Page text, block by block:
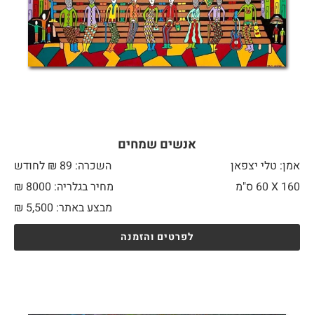
אנשים שמחים
אמן: טלי יצפאן
השכרה: 89 ₪ לחודש
160 X
מחיר בגלריה: 8000 ₪
מבצע באתר:
₪ 5,500
לפרטים והזמנה